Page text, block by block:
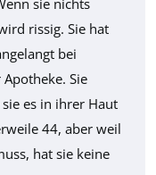
sie nichts
rissig. Sie hat
bei
Sie
es in ihrer Haut
44, aber weil
hat sie keine